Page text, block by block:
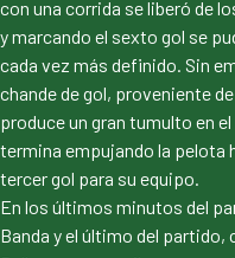
con una corrida se liberó de
y marcando el sexto gol se
cada vez más definido. Sin
chande de gol, proveniente
produce un gran tumulto en
termina empujando la pelota
tercer gol para su equipo.
En los últimos minutos del
Banda y el último del partido,